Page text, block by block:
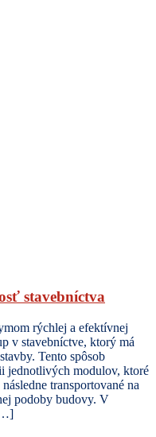
stavebníctva
rýchlej a efektívnej
v stavebníctve, ktorý má
Tento spôsob
jednotlivých modulov, ktoré
transportované na
podoby budovy. V